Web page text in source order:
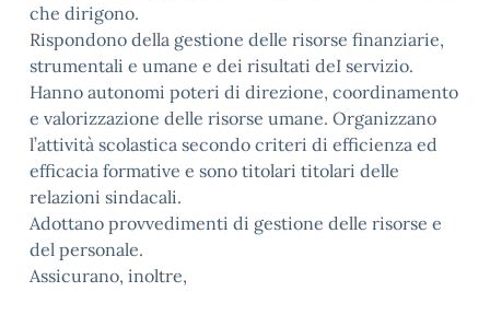
che dirigono.
Rispondono della gestione delle risorse finanziarie,
strumentali e umane e dei risultati deI servizio.
Hanno autonomi poteri di direzione, coordinamento
e valorizzazione delle risorse umane. Organizzano
l’attività scolastica secondo criteri di efficienza ed
efficacia formative e sono titolari titolari delle
relazioni sindacali.
Adottano provvedimenti di gestione delle risorse e
del personale.
Assicurano, inoltre,